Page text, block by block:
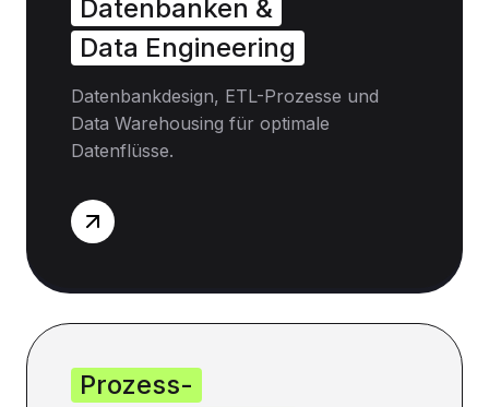
Datenbanken &
Data Engineering
Datenbankdesign, ETL-Prozesse und
Data Warehousing für optimale
Datenflüsse.
Prozess-